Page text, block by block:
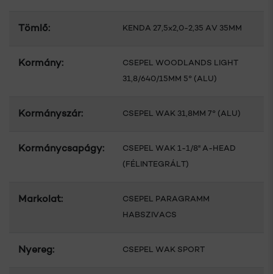
Tömlő: KENDA 27,5x2,0-2,35 AV 35MM
Kormány:
CSEPEL WOODLANDS LIGHT
31,8/640/15MM 5° (ALU)
Kormányszár: CSEPEL WAK 31,8MM 7° (ALU)
Kormánycsapágy:
CSEPEL WAK 1-1/8" A-HEAD
(FÉLINTEGRÁLT)
Markolat:
CSEPEL PARAGRAMM
HABSZIVACS
Nyereg: CSEPEL WAK SPORT